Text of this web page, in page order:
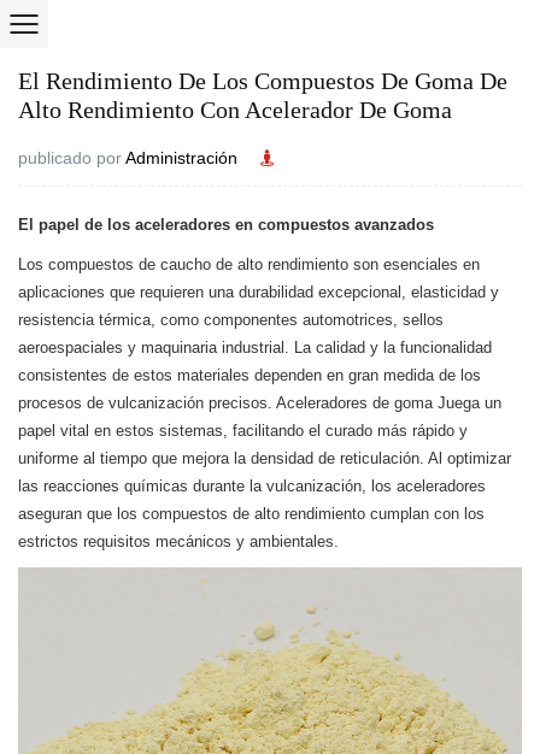
El Rendimiento De Los Compuestos De Goma De
Alto Rendimiento Con Acelerador De Goma
publicado porAdministración
El papel de los aceleradores en compuestos avanzados
Los compuestos de caucho de alto rendimiento son esenciales en
aplicaciones que requieren una durabilidad excepcional, elasticidad y
resistencia térmica, como componentes automotrices, sellos
aeroespaciales y maquinaria industrial. La calidad y la funcionalidad
consistentes de estos materiales dependen en gran medida de los
procesos de vulcanización precisos. Aceleradores de goma Juega un
papel vital en estos sistemas, facilitando el curado más rápido y
uniforme al tiempo que mejora la densidad de reticulación. Al optimizar
las reacciones químicas durante la vulcanización, los aceleradores
aseguran que los compuestos de alto rendimiento cumplan con los
estrictos requisitos mecánicos y ambientales.